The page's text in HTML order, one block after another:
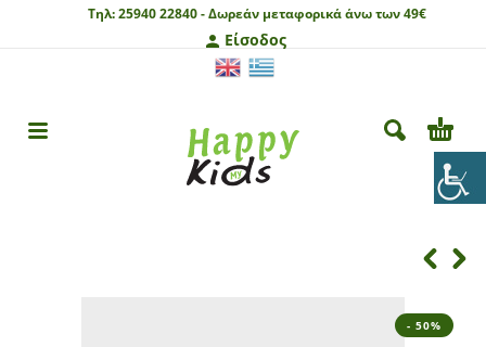
Τηλ:25940 22840 -Δωρεάν μεταφορικά άνω των 49€
Είσοδος
- 50%